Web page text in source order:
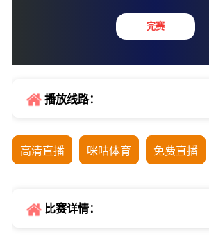
:
完赛
播放线路：
高清直播 咪咕体育 免费直播
比赛详情：